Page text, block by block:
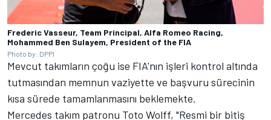
Frederic Vasseur, Team Principal, Alfa Romeo Racing,
Mohammed Ben Sulayem, President of the FIA
Photo by: DPPI
Mevcut takımların çoğu ise FIA'nın işleri kontrol altında
tutmasından memnun vaziyette ve başvuru sürecinin
kısa sürede tamamlanmasını beklemekte.
Mercedes takım patronu Toto Wolff, "Resmi bir bitiş